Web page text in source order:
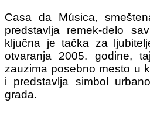
Casa da Música,
predstavlja remek-delo
ključna je tačka za
otvaranja 2005. godine,
zauzima posebno mesto u
i predstavlja simbol
grada.